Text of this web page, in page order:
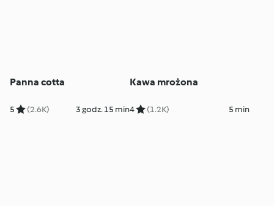
Panna cotta
5 (2.6K) 3 godz. 15 min
Kawa mrożona
4 (1.2K) 5 min